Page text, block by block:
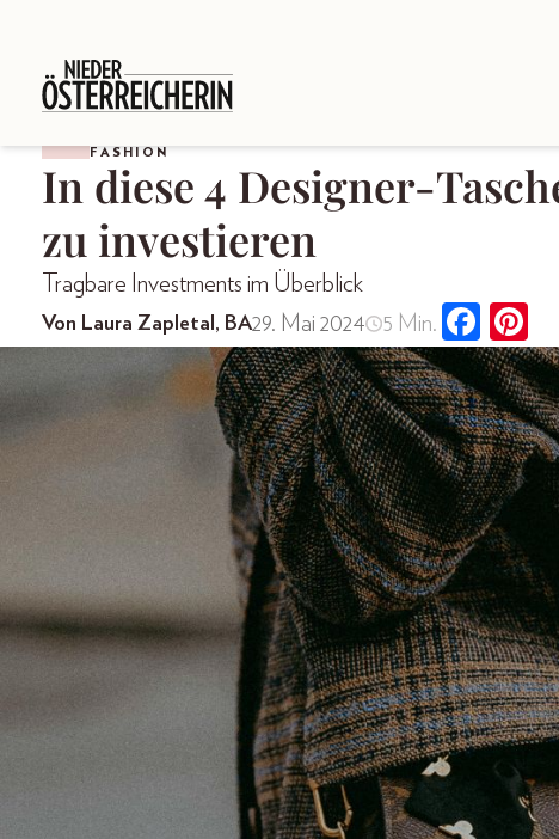
FASHION
In diese 4 Designer-
zu investieren
Tragbare Investments im Überblick
Von Laura Zapletal, BA29. Mai 2024 5 Min.